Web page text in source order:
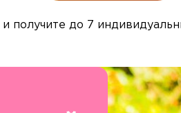
и получите до 7